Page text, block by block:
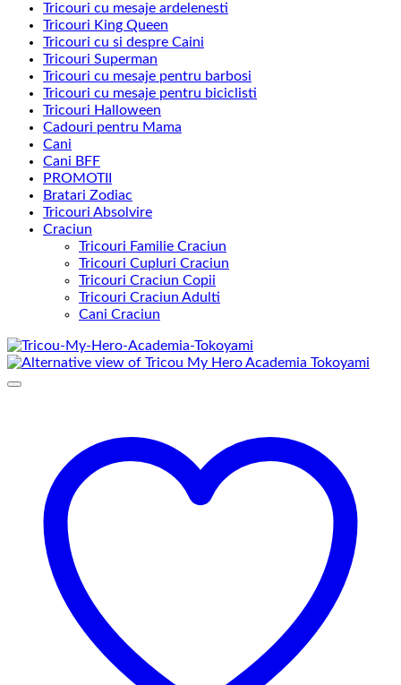
Tricouri cu mesaje ardelenesti
Tricouri King Queen
Tricouri cu si despre Caini
Tricouri Superman
Tricouri cu mesaje pentru barbosi
Tricouri cu mesaje pentru biciclisti
Tricouri Halloween
Cadouri pentru Mama
Cani
Cani BFF
PROMOTII
Bratari Zodiac
Tricouri Absolvire
Craciun
Tricouri Familie Craciun
Tricouri Cupluri Craciun
Tricouri Craciun Copii
Tricouri Craciun Adulti
Cani Craciun